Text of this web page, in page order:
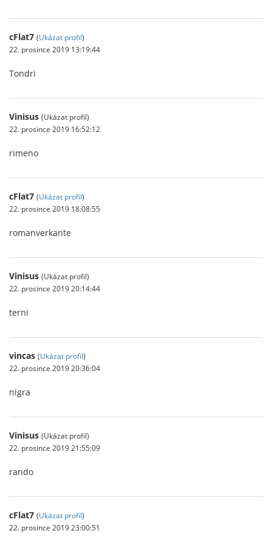
cFlat7 (Ukázat profil)
22. prosince 2019 13:19:44
Tondri
Vinisus (Ukázat profil)
22. prosince 2019 16:52:12
rimeno
cFlat7 (Ukázat profil)
22. prosince 2019 18:08:55
romanverkante
Vinisus (Ukázat profil)
22. prosince 2019 20:14:44
terni
vincas (Ukázat profil)
22. prosince 2019 20:36:04
nigra
Vinisus (Ukázat profil)
22. prosince 2019 21:55:09
rando
cFlat7 (Ukázat profil)
22. prosince 2019 23:00:51